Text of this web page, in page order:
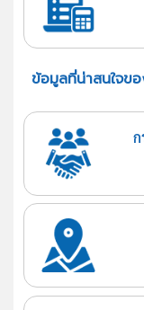
ข้อมูลที่น่าสนใจ